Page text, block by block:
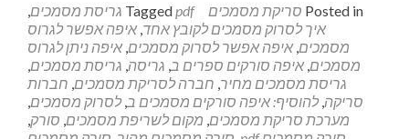
about
סריקת
מסמכים
בכפר
סבא
Posted in סריקת מסמכים Taggedpdf גריסת מסמכים
,
איך לסרוק מסמכים לקובץ אחד, איפה אפשר לגרוס
מסמכים, איפה אפשר לסרוק מסמכים, איפה ניתן לגרוס
מסמכים, איפה סורקים ספרים ב, גריסה, גריסת מסמכים,
גריסת מסמכים מחיר, חברה לסריקת מסמכים, חברות
סריקה,להוסיף: איפה סורקים מסמכים ב,לסרוק מסמכים,
מערכת סריקת מסמכים, מקום לשריפת מסמכים, סורק,